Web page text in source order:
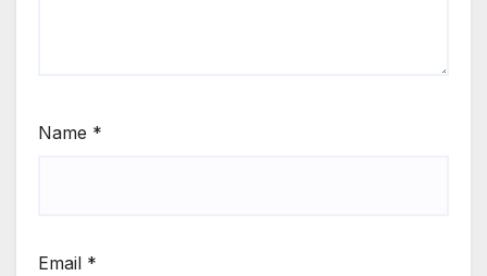
Name *
Email *